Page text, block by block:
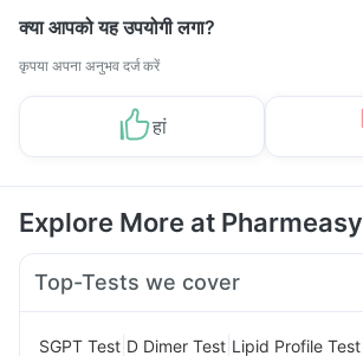
क्या आपको यह उपयोगी लगा?
कृपया अपना अनुभव दर्ज करें
हां
Explore More at Pharmeasy
Top-Tests we cover
SGPT Test D Dimer Test Lipid Profile Test